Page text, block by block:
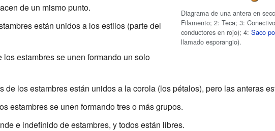
Diagrama de una antera en
Filamento; 2: Teca; 3:
conductores en rojo); 4:Saco
llamado esporangio).
de un mismo punto.
están unidos a los estilos (parte del
los estambres se unen formando un solo
de los estambres están unidos a la corola (los pétalos), pero las anteras
estambres se unen formando tres o más grupos.
e indefinido de estambres, y todos están libres.